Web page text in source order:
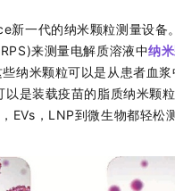
新一代的纳米颗粒测量设备
来测量电解质溶液中纳
些纳米颗粒可以是从患者血
以是装载疫苗的脂质纳米颗
EVs，LNP到微生物都轻松测